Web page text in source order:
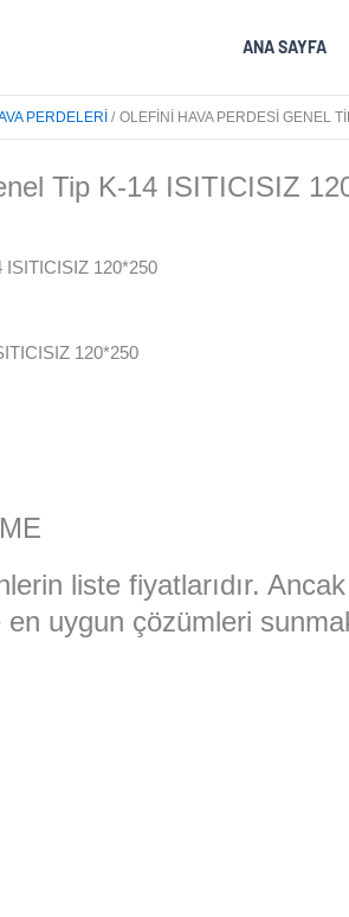
ANA SAYFA
PERDELERI OLEFINI HAVA PERDESI GENEL
Tip K-14 ISITICISIZ
120*250
liste fiyatlarıdır.
uygun çözümleri